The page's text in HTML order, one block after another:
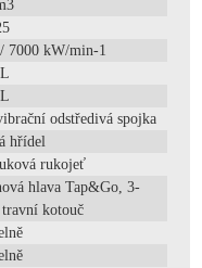
7000 kW/min-1
odstředivá spojka
hřídel
rukojeť
hlava Tap&Go, 3-
kotouč